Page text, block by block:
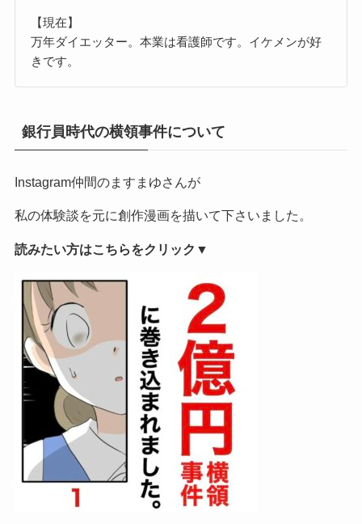
【現在】
万年ダイエッター。本業は看護師です。イケメンが好
きです。
銀行員時代の横領事件について
Instagram仲間のますまゆさんが
私の体験談を元に創作漫画を描いて下さいました。
読みたい方はこちらをクリック▼